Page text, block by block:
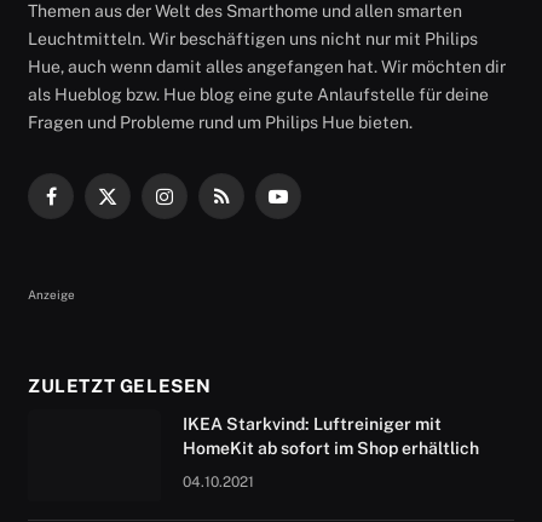
Themen aus der Welt des Smarthome und allen smarten
Leuchtmitteln. Wir beschäftigen uns nicht nur mit Philips
Hue, auch wenn damit alles angefangen hat. Wir möchten dir
als Hueblog bzw. Hue blog eine gute Anlaufstelle für deine
Fragen und Probleme rund um Philips Hue bieten.
Facebook
X
Instagram
RSS YouTube
Anzeige
ZULETZT GELESEN
IKEA Starkvind: Luftreiniger mit
HomeKit ab sofort im Shop erhältlich
04.10.2021